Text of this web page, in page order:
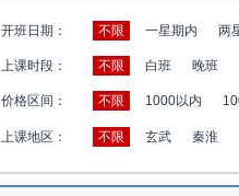
开班日期： 不限 一星期内 两
上课时段： 不限 白班 晚班
价格区间： 不限 1000以内
上课地区： 不限 玄武 秦淮